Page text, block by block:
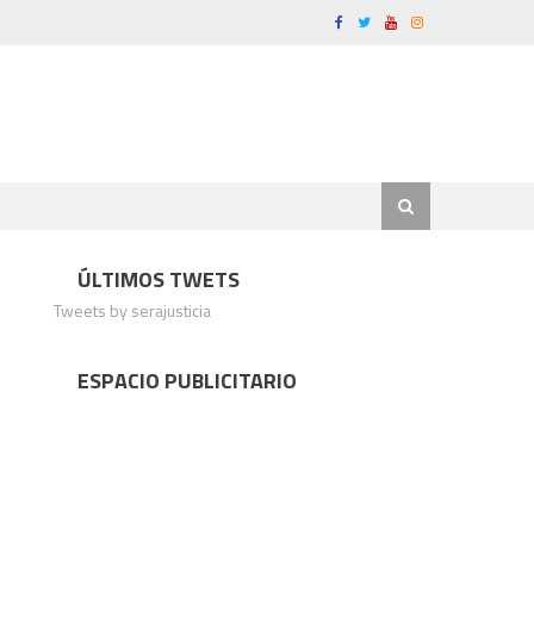
ÚLTIMOS TWETS
Tweets by serajusticia
ESPACIO PUBLICITARIO